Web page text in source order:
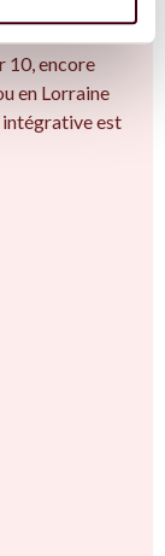
10, encore
en Lorraine
intégrative est